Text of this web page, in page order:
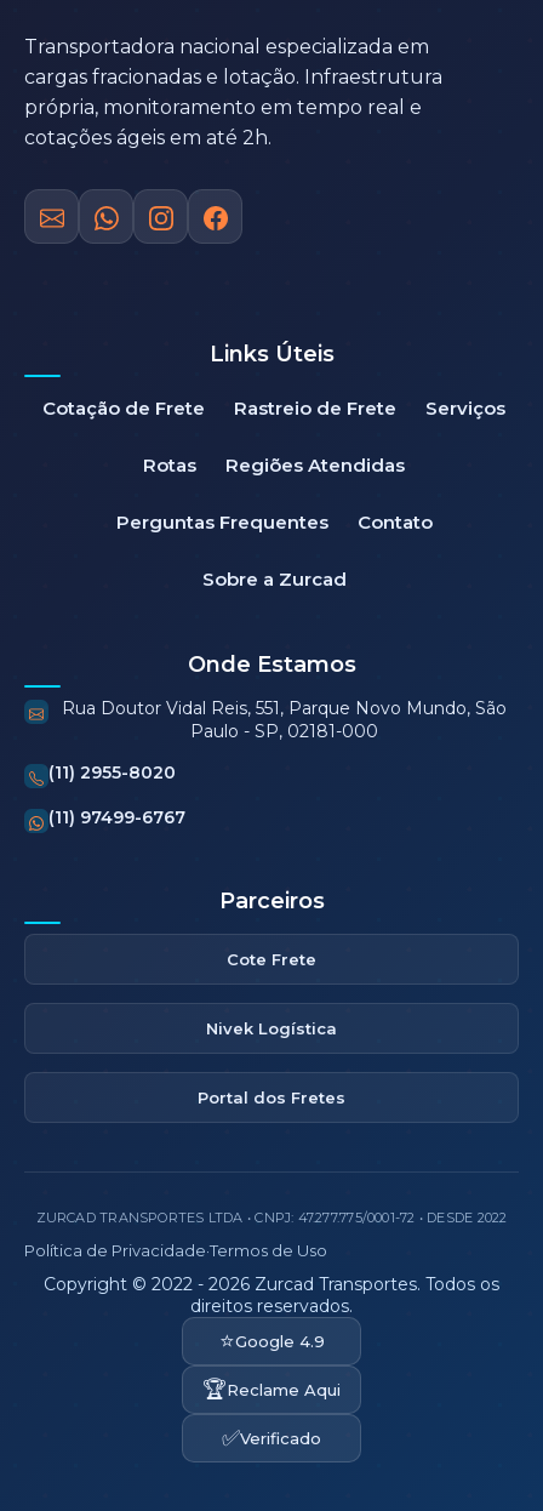
Transportadora nacional especializada em
cargas fracionadas e lotação. Infraestrutura
própria, monitoramento em tempo real e
cotações ágeis em até 2h.
Links Úteis
Cotação de Frete Rastreio de Frete Serviços
Rotas Regiões Atendidas
Perguntas Frequentes Contato
Sobre a Zurcad
Onde Estamos
Rua Doutor Vidal Reis, 551, Parque Novo Mundo, São
Paulo - SP, 02181-000
(11) 2955-8020
(11) 97499-6767
Parceiros
Cote Frete
Nivek Logística
Portal dos Fretes
ZURCAD TRANSPORTES LTDA • CNPJ: 47.277.775/0001-72 • DESDE 2022
Política de Privacidade·Termos de Uso
Copyright © 2022 - 2026 Zurcad Transportes. Todos os
direitos reservados.
⭐Google 4.9
🏆Reclame Aqui
✅Verificado